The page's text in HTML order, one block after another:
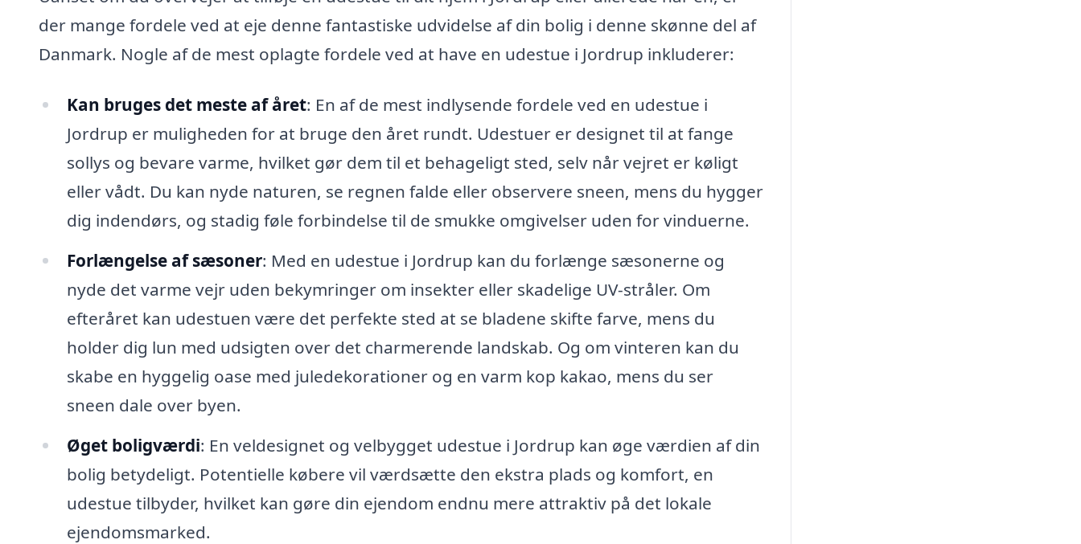
der mange fordele ved at eje denne fantastiske udvidelse af din bolig i denne skønne del af
Danmark. Nogle af de mest oplagte fordele ved at have en udestue i Jordrup inkluderer:
Kan bruges det meste af året: En af de mest indlysende fordele ved en udestue i
Jordrup er muligheden for at bruge den året rundt. Udestuer er designet til at fange
sollys og bevare varme, hvilket gør dem til et behageligt sted, selv når vejret er køligt
eller vådt. Du kan nyde naturen, se regnen falde eller observere sneen, mens du hygger
dig indendørs, og stadig føle forbindelse til de smukke omgivelser uden for vinduerne.
Forlængelse af sæsoner: Med en udestue i Jordrup kan du forlænge sæsonerne og
nyde det varme vejr uden bekymringer om insekter eller skadelige UV-stråler. Om
efteråret kan udestuen være det perfekte sted at se bladene skifte farve, mens du
holder dig lun med udsigten over det charmerende landskab. Og om vinteren kan du
skabe en hyggelig oase med juledekorationer og en varm kop kakao, mens du ser
sneen dale over byen.
Øget boligværdi: En veldesignet og velbygget udestue i Jordrup kan øge værdien af din
bolig betydeligt. Potentielle købere vil værdsætte den ekstra plads og komfort, en
udestue tilbyder, hvilket kan gøre din ejendom endnu mere attraktiv på det lokale
ejendomsmarked.